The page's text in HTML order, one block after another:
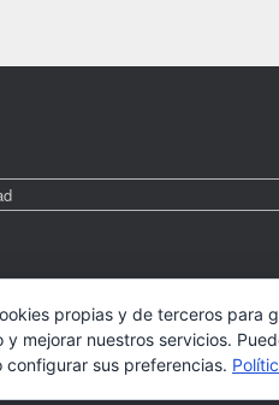
propias y de terceros para
y mejorar nuestros servicios.
configurar sus preferencias.